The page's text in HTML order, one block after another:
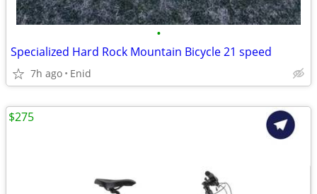
•
Specialized Hard Rock Mountain Bicycle 21 speed
7h ago Enid
$275